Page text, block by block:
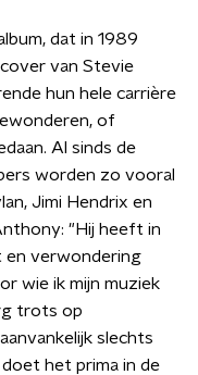
dat in 1989
van Stevie
hun hele carrière
of
Al sinds de
worden zo vooral
Jimi Hendrix en
"Hij heeft in
en verwondering
wie ik mijn muziek
trots op
slechts
het prima in de